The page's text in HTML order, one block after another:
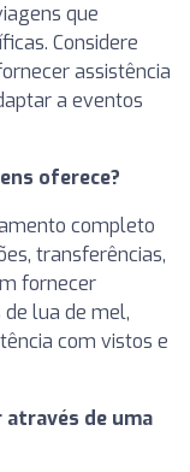
que
Considere
assistência
a eventos
oferece?
completo
transferências,
fornecer
lua de mel,
com vistos e
através de uma